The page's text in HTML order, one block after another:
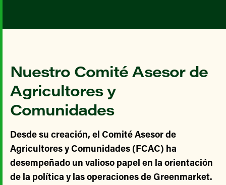
Nuestro Comité Asesor de
Agricultores y
Comunidades
Desde su creación, el Comité Asesor de
Agricultores y Comunidades (FCAC) ha
desempeñado un valioso papel en la orientación
de la política y las operaciones de Greenmarket.